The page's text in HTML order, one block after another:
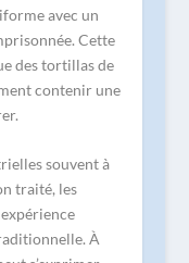
avec un
Cette
des tortillas de
contenir une
souvent à
traité, les
À